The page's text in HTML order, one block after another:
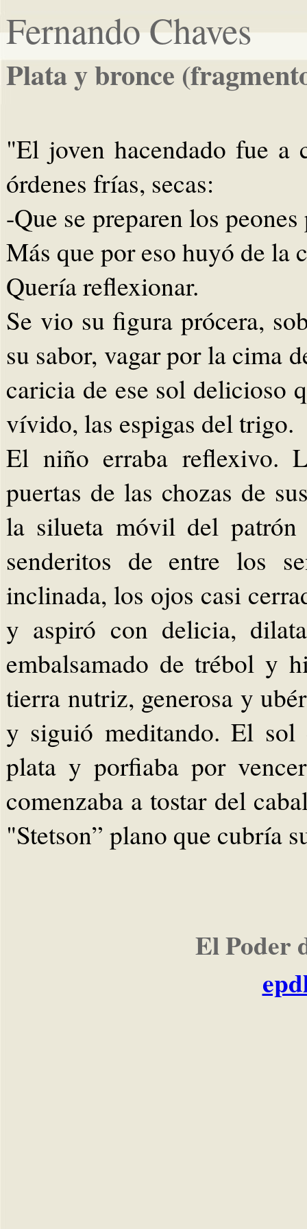
Fernando Chaves
Plata y bronce
"El joven hacendado fue a
órdenes frías, secas:
-Que se preparen los
Más que por eso huyó de la
Quería reflexionar.
Se vio su figura prócera,
su sabor, vagar por la cima
caricia de ese sol delicioso
vívido, las espigas del trigo.
El niño erraba reflexivo.
puertas de las chozas de
la silueta móvil del
senderitos de entre los
inclinada, los ojos casi
y aspiró con delicia,
embalsamado de trébol y
tierra nutriz, generosa y
y siguió meditando. El sol
plata y porfiaba por
comenzaba a tostar del
"Stetson” plano que cubría
El Poder